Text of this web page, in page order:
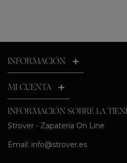
INFORMACIÓN
MI CUENTA
INFORMACIÓN SOBRE LA
Strover - Zapatería On Line
Email: info@strover.es